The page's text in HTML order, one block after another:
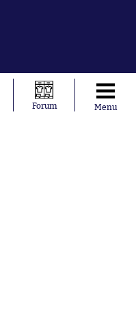
Forum Menu